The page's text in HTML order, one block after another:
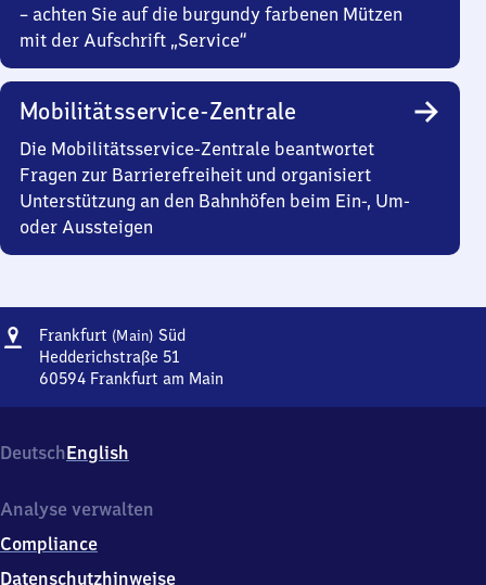
– achten Sie auf die burgundy farbenen Mützen
mit der Aufschrift „Service“
Mobilitätsservice-Zentrale
Die Mobilitätsservice-Zentrale beantwortet
Fragen zur Barrierefreiheit und organisiert
Unterstützung an den Bahnhöfen beim Ein-, Um-
oder Aussteigen
Adresse
Frankfurt (Main) SüdFrankfurt
Süd
Hedderichstraße 51
60594 Frankfurt am Main
Süd,
Hedderichstraße
6
5
9
DeutschEnglish
Analyse verwalten
Compliance
Datenschutzhinweise